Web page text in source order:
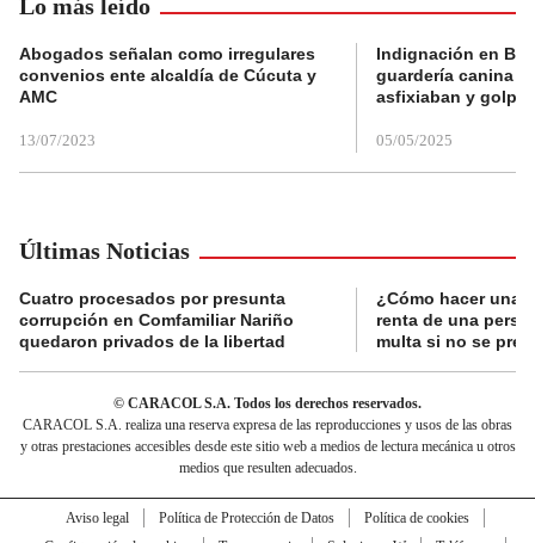
Lo más leído
Abogados señalan como irregulares
convenios ente alcaldía de Cúcuta y
AMC
13/07/2023
Indignación en
guardería canina
asfixiaban y
05/05/2025
Últimas Noticias
Cuatro procesados por presunta
corrupción en Comfamiliar Nariño
quedaron privados de la libertad
¿Cómo hacer una
renta de una
multa si no se
© CARACOL S.A. Todos los derechos reservados.
CARACOL S.A. realiza una reserva expresa de las reproducciones y usos de las obras
y otras prestaciones accesibles desde este sitio web a medios de lectura mecánica u otros
medios que resulten adecuados.
Aviso legal Política de Protección de Datos
Política de cookies